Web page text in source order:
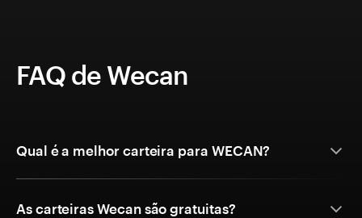
FAQ de Wecan
Qual é a melhor carteira para WECAN?
As carteiras Wecan são gratuitas?